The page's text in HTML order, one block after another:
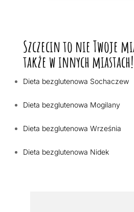
Szczecin to nie Twoje
także w innych miastach!
Dieta bezglutenowa Sochaczew
Dieta bezglutenowa Mogilany
Dieta bezglutenowa Września
Dieta bezglutenowa Nidek